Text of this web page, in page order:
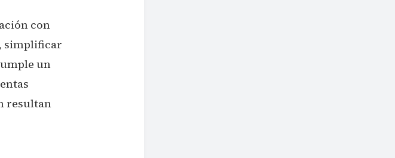
con
simplificar
un
resultan